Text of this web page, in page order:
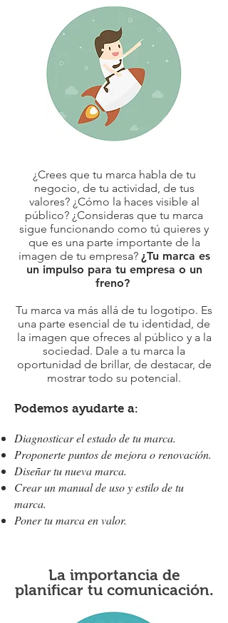
¿Crees que tu marca habla de tu
negocio, de tu actividad, de tus
valores? ¿Cómo la haces visible al
público? ¿Consideras que tu marca
sigue funcionando como tú quieres y
que es una parte importante de la
imagen de tu empresa? ¿Tu marca es
un impulso para tu empresa o un
freno?
Tu marca va más allá de tu logotipo. Es
una parte esencial de tu identidad, de
la imagen que ofreces al público y a la
sociedad. Dale a tu marca la
oportunidad de brillar, de destacar, de
mostrar todo su potencial.
Podemos ayudarte a:
Diagnosticar el estado de tu marca.
Proponerte puntos de mejora o renovación.
Diseñar tu nueva marca.
Crear un manual de uso y estilo de tu
marca.
Poner tu marca en valor.
La importancia de
planificar tu comunicación.